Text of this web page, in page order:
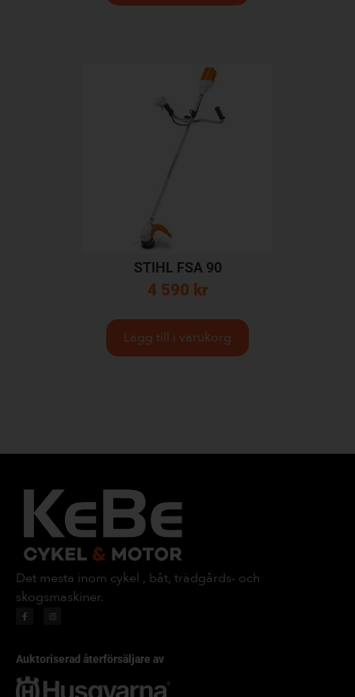
STIHL FSA 90
4 590 kr
Lägg till i varukorg
Det mesta inom cykel , båt, trädgårds- och
skogsmaskiner.
Auktoriserad återförsäljare av